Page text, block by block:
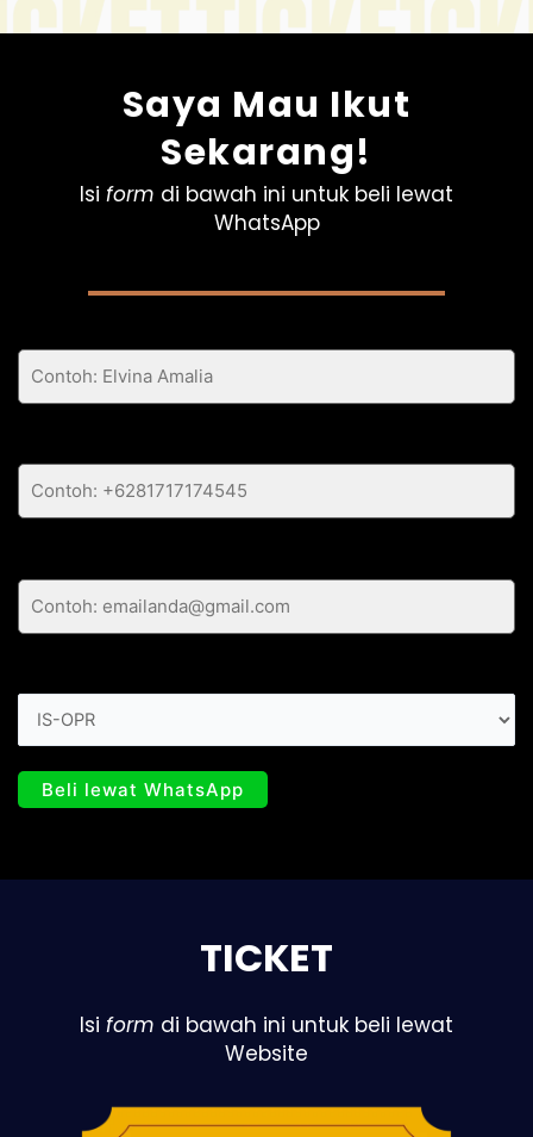
Saya Mau Ikut
Sekarang!
Isi form di bawah ini untuk beli lewat
WhatsApp
TICKET
Isi form di bawah ini untuk beli lewat
Website